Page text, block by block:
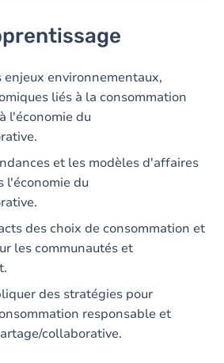
enjeux environnementaux,
liés à la consommation
l'économie du
et les modèles d'affaires
l'économie du
des choix de consommation et
les communautés et
des stratégies pour
responsable et
collaborative.